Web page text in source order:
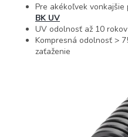
Pre akékoľvek
BK UV
UV odolnosť až 10
Kompresná odolnosť >
zaťaženie